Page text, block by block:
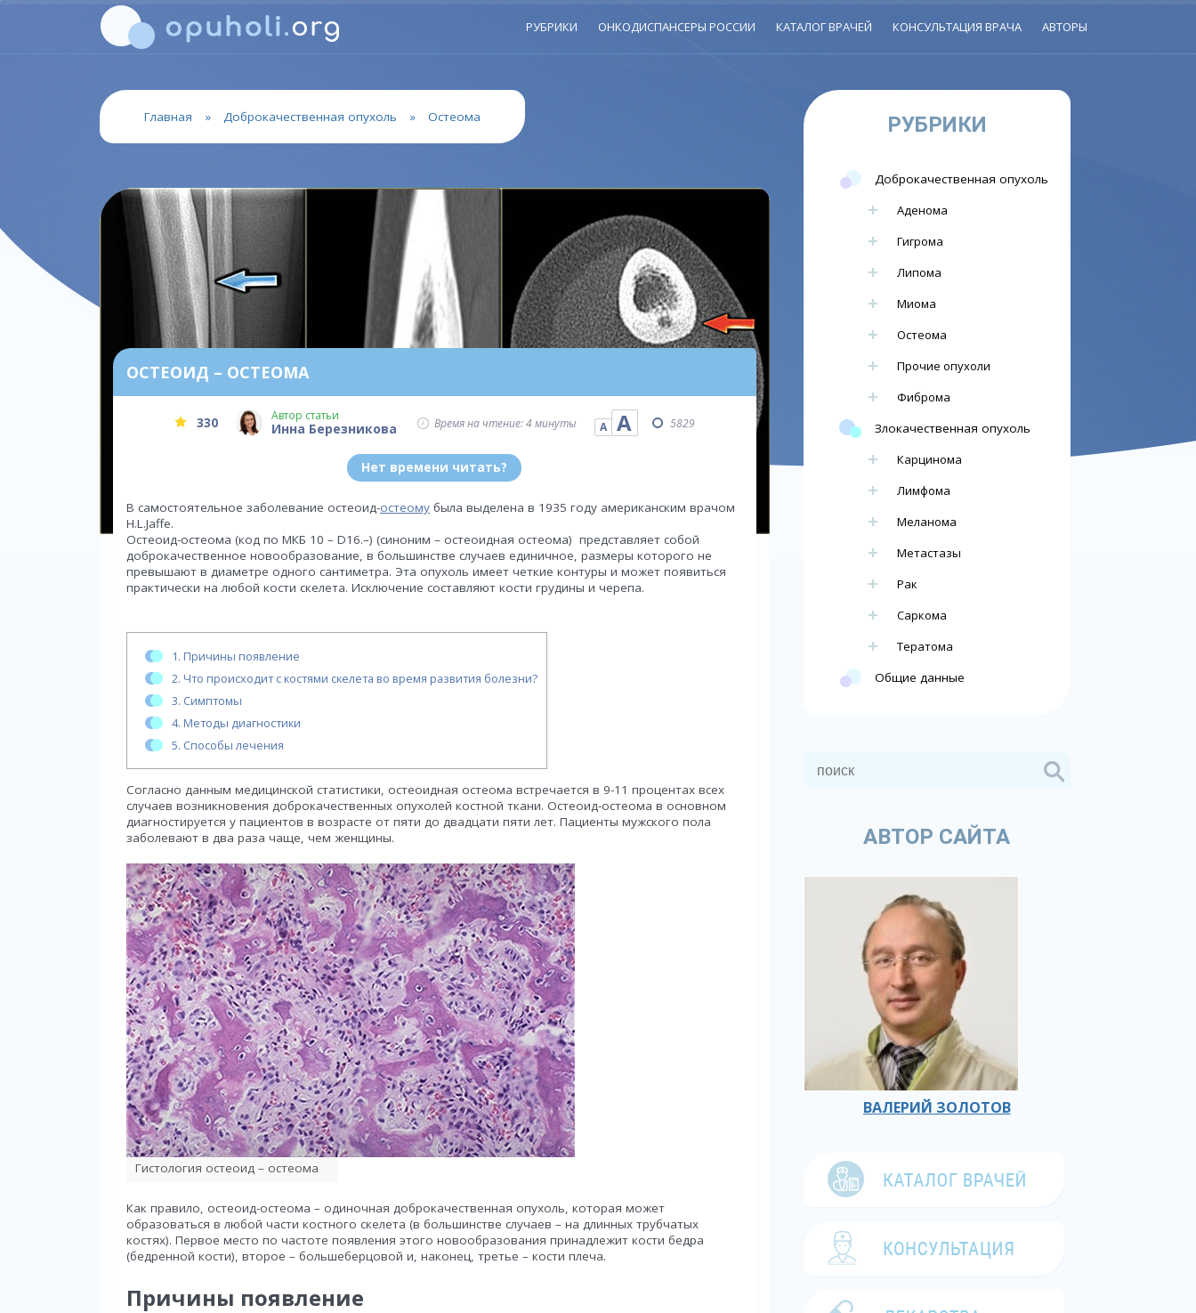
РУБРИКИ ОНКОДИСПАНСЕРЫ РОССИИ КАТАЛОГ ВРАЧЕЙ КОНСУЛЬТАЦИЯ ВРАЧА АВТОРЫ
Главная » Доброкачественная опухоль » Остеома
ОСТЕОИД – ОСТЕОМА
330 Автор статьи
Инна Березникова Время на чтение: 4 минуты А А 5829
Нет времени читать?
В самостоятельное заболевание остеоид-остеому была выделена в 1935 году американским врачом
Н.L.Jaffe.
Остеоид-остеома (код по МКБ 10 – D16.–) (синоним – остеоидная остеома) представляет собой
доброкачественное новообразование, в большинстве случаев единичное, размеры которого не
превышают в диаметре одного сантиметра. Эта опухоль имеет четкие контуры и может появиться
практически на любой кости скелета. Исключение составляют кости грудины и черепа.
1. Причины появление
2. Что происходит с костями скелета во время развития болезни?
3. Симптомы
4. Методы диагностики
5. Способы лечения
Согласно данным медицинской статистики, остеоидная остеома встречается в 9-11 процентах всех
случаев возникновения доброкачественных опухолей костной ткани. Остеоид-остеома в основном
диагностируется у пациентов в возрасте от пяти до двадцати пяти лет. Пациенты мужского пола
заболевают в два раза чаще, чем женщины.
Гистология остеоид – остеома
Как правило, остеоид-остеома – одиночная доброкачественная опухоль, которая может
образоваться в любой части костного скелета (в большинстве случаев – на длинных трубчатых
костях). Первое место по частоте появления этого новообразования принадлежит кости бедра
(бедренной кости), второе – большеберцовой и, наконец, третье – кости плеча.
Причины появление
РУБРИКИ
Доброкачественная опухоль
Аденома
Гигрома
Липома
Миома
Остеома
Прочие опухоли
Фиброма
Злокачественная опухоль
Карцинома
Лимфома
Меланома
Метастазы
Рак
Саркома
Тератома
Общие данные
АВТОР САЙТА
ВАЛЕРИЙ ЗОЛОТОВ